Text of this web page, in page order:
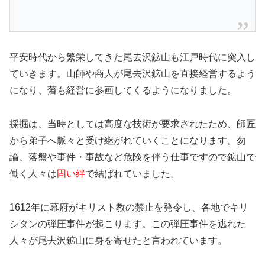
平安時代から繁栄してきた尾去沢鉱山も江戸時代に突入し
ていきます。山師や商人が尾去沢鉱山を直接経営するよう
になり、藩も経営に参画してくるようになりました。
採掘は、当時としては高度な技術が要求されたため、師匠
から弟子へ脈々と受け継がれていくことになります。勿
論、落盤や事件・事故など危険を伴う仕事ですので鉱山で
働く人々は固い絆で結ばれていました。
1612年に幕府がキリスト教の禁止を発令し、各地でキリ
シタンの弾圧事件が起こります。この弾圧事件を逃れた
人々が尾去沢鉱山に身を寄せたと言われています。